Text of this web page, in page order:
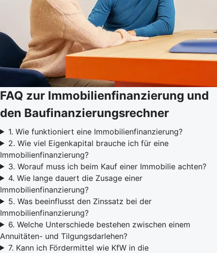
FAQ zur Immobilienfinanzierung und
den Baufinanzierungsrechner
1. Wie funktioniert eine Immobilienfinanzierung?
2. Wie viel Eigenkapital brauche ich für eine
Immobilienfinanzierung?
3. Worauf muss ich beim Kauf einer Immobilie achten?
4. Wie lange dauert die Zusage einer
Immobilienfinanzierung?
5. Was beeinflusst den Zinssatz bei der
Immobilienfinanzierung?
6. Welche Unterschiede bestehen zwischen einem
Annuitäten- und Tilgungsdarlehen?
7. Kann ich Fördermittel wie KfW in die